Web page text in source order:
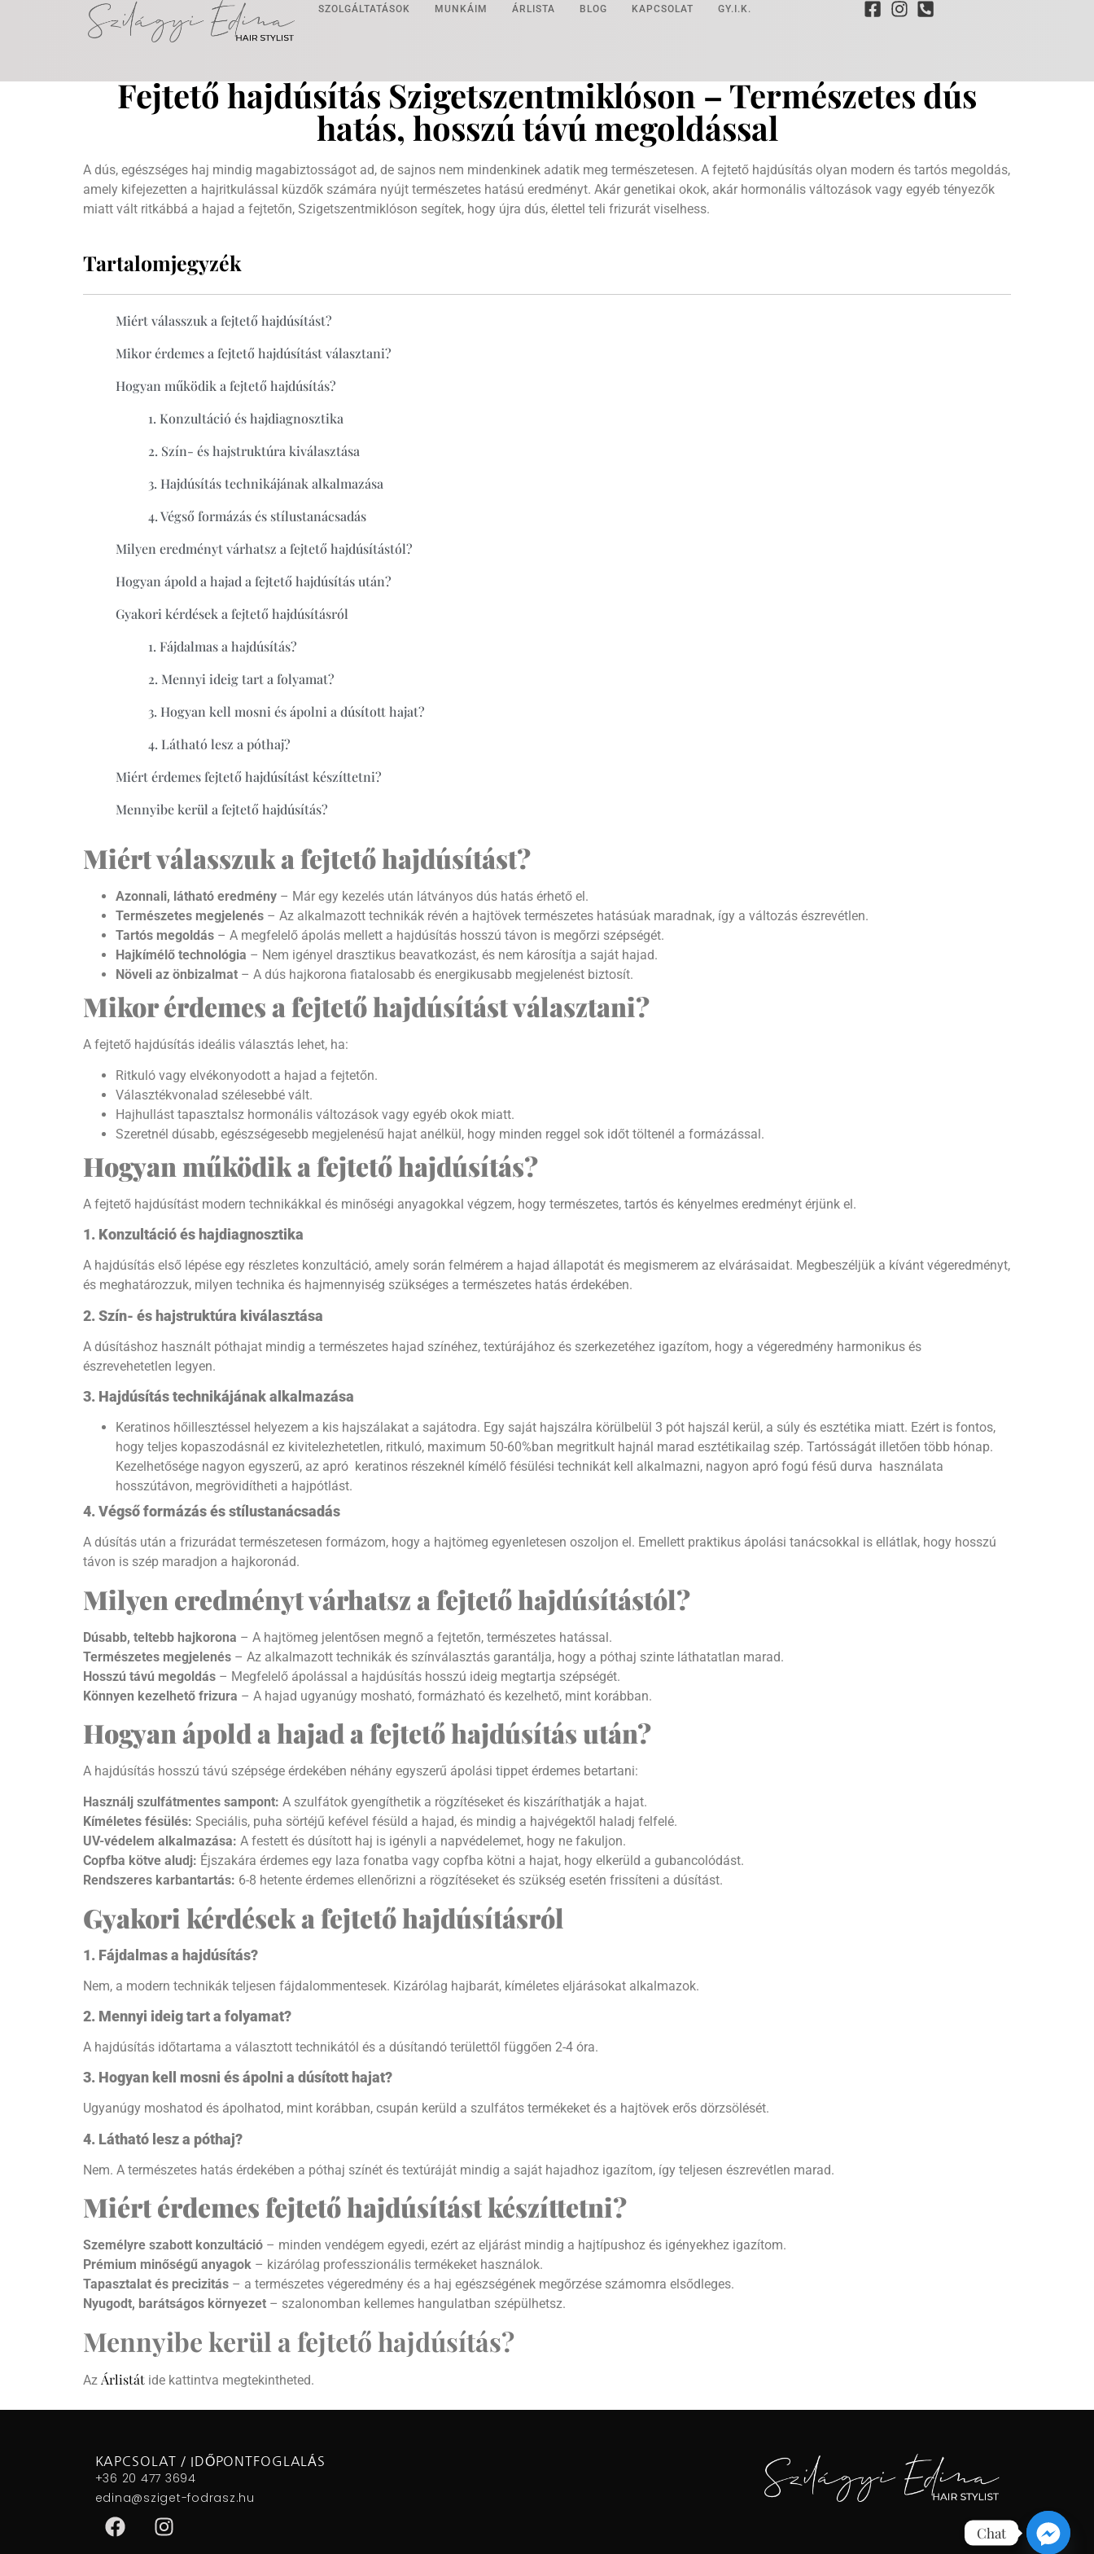
SZOLGÁLTATÁSOK MUNKÁIM ÁRLISTA BLOG KAPCSOLAT GY.I.K.
Fejtető hajdúsítás Szigetszentmiklóson – Természetes dús
hatás, hosszú távú megoldással
A dús, egészséges haj mindig magabiztosságot ad, de sajnos nem mindenkinek adatik meg természetesen. A fejtető hajdúsítás olyan modern és tartós megoldás,
amely kifejezetten a hajritkulással küzdők számára nyújt természetes hatású eredményt. Akár genetikai okok, akár hormonális változások vagy egyéb tényezők
miatt vált ritkábbá a hajad a fejtetőn, Szigetszentmiklóson segítek, hogy újra dús, élettel teli frizurát viselhess.
Tartalomjegyzék
Miért válasszuk a fejtető hajdúsítást?
Mikor érdemes a fejtető hajdúsítást választani?
Hogyan működik a fejtető hajdúsítás?
1. Konzultáció és hajdiagnosztika
2. Szín- és hajstruktúra kiválasztása
3. Hajdúsítás technikájának alkalmazása
4. Végső formázás és stílustanácsadás
Milyen eredményt várhatsz a fejtető hajdúsítástól?
Hogyan ápold a hajad a fejtető hajdúsítás után?
Gyakori kérdések a fejtető hajdúsításról
1. Fájdalmas a hajdúsítás?
2. Mennyi ideig tart a folyamat?
3. Hogyan kell mosni és ápolni a dúsított hajat?
4. Látható lesz a póthaj?
Miért érdemes fejtető hajdúsítást készíttetni?
Mennyibe kerül a fejtető hajdúsítás?
Miért válasszuk a fejtető hajdúsítást?
Azonnali, látható eredmény – Már egy kezelés után látványos dús hatás érhető el.
Természetes megjelenés – Az alkalmazott technikák révén a hajtövek természetes hatásúak maradnak, így a változás észrevétlen.
Tartós megoldás – A megfelelő ápolás mellett a hajdúsítás hosszú távon is megőrzi szépségét.
Hajkímélő technológia – Nem igényel drasztikus beavatkozást, és nem károsítja a saját hajad.
Növeli az önbizalmat – A dús hajkorona fiatalosabb és energikusabb megjelenést biztosít.
Mikor érdemes a fejtető hajdúsítást választani?
A fejtető hajdúsítás ideális választás lehet, ha:
Ritkuló vagy elvékonyodott a hajad a fejtetőn.
Választékvonalad szélesebbé vált.
Hajhullást tapasztalsz hormonális változások vagy egyéb okok miatt.
Szeretnél dúsabb, egészségesebb megjelenésű hajat anélkül, hogy minden reggel sok időt töltenél a formázással.
Hogyan működik a fejtető hajdúsítás?
A fejtető hajdúsítást modern technikákkal és minőségi anyagokkal végzem, hogy természetes, tartós és kényelmes eredményt érjünk el.
1. Konzultáció és hajdiagnosztika
A hajdúsítás első lépése egy részletes konzultáció, amely során felmérem a hajad állapotát és megismerem az elvárásaidat. Megbeszéljük a kívánt végeredményt,
és meghatározzuk, milyen technika és hajmennyiség szükséges a természetes hatás érdekében.
2. Szín- és hajstruktúra kiválasztása
A dúsításhoz használt póthajat mindig a természetes hajad színéhez, textúrájához és szerkezetéhez igazítom, hogy a végeredmény harmonikus és
észrevehetetlen legyen.
3. Hajdúsítás technikájának alkalmazása
Keratinos hőillesztéssel helyezem a kis hajszálakat a sajátodra. Egy saját hajszálra körülbelül 3 pót hajszál kerül, a súly és esztétika miatt. Ezért is fontos,
hogy teljes kopaszodásnál ez kivitelezhetetlen, ritkuló, maximum 50-60%ban megritkult hajnál marad esztétikailag szép. Tartósságát illetően több hónap.
Kezelhetősége nagyon egyszerű, az apró keratinos részeknél kímélő fésülési technikát kell alkalmazni, nagyon apró fogú fésű durva használata
hosszútávon, megrövidítheti a hajpótlást.
4. Végső formázás és stílustanácsadás
A dúsítás után a frizurádat természetesen formázom, hogy a hajtömeg egyenletesen oszoljon el. Emellett praktikus ápolási tanácsokkal is ellátlak, hogy hosszú
távon is szép maradjon a hajkoronád.
Milyen eredményt várhatsz a fejtető hajdúsítástól?
Dúsabb, teltebb hajkorona – A hajtömeg jelentősen megnő a fejtetőn, természetes hatással.
Természetes megjelenés – Az alkalmazott technikák és színválasztás garantálja, hogy a póthaj szinte láthatatlan marad.
Hosszú távú megoldás – Megfelelő ápolással a hajdúsítás hosszú ideig megtartja szépségét.
Könnyen kezelhető frizura – A hajad ugyanúgy mosható, formázható és kezelhető, mint korábban.
Hogyan ápold a hajad a fejtető hajdúsítás után?
A hajdúsítás hosszú távú szépsége érdekében néhány egyszerű ápolási tippet érdemes betartani:
Használj szulfátmentes sampont: A szulfátok gyengíthetik a rögzítéseket és kiszáríthatják a hajat.
Kíméletes fésülés: Speciális, puha sörtéjű kefével fésüld a hajad, és mindig a hajvégektől haladj felfelé.
UV-védelem alkalmazása: A festett és dúsított haj is igényli a napvédelemet, hogy ne fakuljon.
Copfba kötve aludj: Éjszakára érdemes egy laza fonatba vagy copfba kötni a hajat, hogy elkerüld a gubancolódást.
Rendszeres karbantartás: 6-8 hetente érdemes ellenőrizni a rögzítéseket és szükség esetén frissíteni a dúsítást.
Gyakori kérdések a fejtető hajdúsításról
1. Fájdalmas a hajdúsítás?
Nem, a modern technikák teljesen fájdalommentesek. Kizárólag hajbarát, kíméletes eljárásokat alkalmazok.
2. Mennyi ideig tart a folyamat?
A hajdúsítás időtartama a választott technikától és a dúsítandó területtől függően 2-4 óra.
3. Hogyan kell mosni és ápolni a dúsított hajat?
Ugyanúgy moshatod és ápolhatod, mint korábban, csupán kerüld a szulfátos termékeket és a hajtövek erős dörzsölését.
4. Látható lesz a póthaj?
Nem. A természetes hatás érdekében a póthaj színét és textúráját mindig a saját hajadhoz igazítom, így teljesen észrevétlen marad.
Miért érdemes fejtető hajdúsítást készíttetni?
Személyre szabott konzultáció – minden vendégem egyedi, ezért az eljárást mindig a hajtípushoz és igényekhez igazítom.
Prémium minőségű anyagok – kizárólag professzionális termékeket használok.
Tapasztalat és precizitás – a természetes végeredmény és a haj egészségének megőrzése számomra elsődleges.
Nyugodt, barátságos környezet – szalonomban kellemes hangulatban szépülhetsz.
Mennyibe kerül a fejtető hajdúsítás?
Az Árlistát ide kattintva megtekintheted.
KAPCSOLAT / IDŐPONTFOGLALÁS
+36 20 477 3694
edina@sziget-fodrasz.hu
Chat